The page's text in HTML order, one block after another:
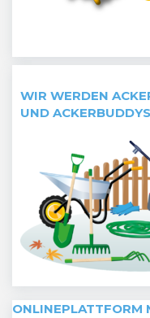
WIR WERDEN
UND
ONLINEPLATTFORM